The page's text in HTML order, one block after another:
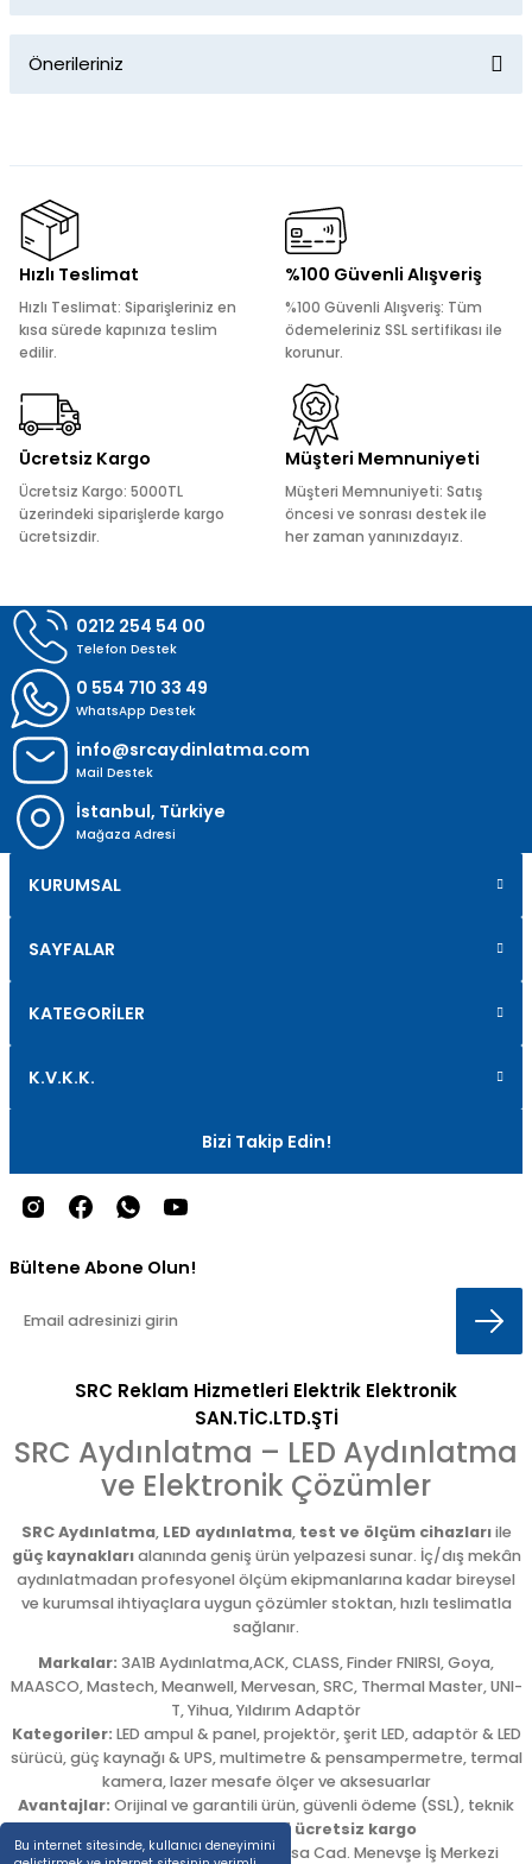
Bu internet sitesinde, kullanıcı deneyimini
Önerileriniz
kullanarak tarafımıza iletebilirsiniz.
Görüş ve önerileriniz için teşekkür ederiz.
Ürün resmi kalitesiz, bozuk veya görüntülenemiyor.
Ürün bilgilerinde hatalar bulunuyor.
Ürün fiyatı diğer sitelerden daha pahalı.
Bu ürüne benzer farklı alternatifler olmalı.
Hızlı Teslimat
Hızlı Teslimat: Siparişleriniz en
kısa sürede kapınıza teslim
edilir.
%100 Güvenli Alışveriş
%100 Güvenli Alışveriş: Tüm
ödemeleriniz SSL sertifikası ile
korunur.
Ücretsiz Kargo
Ücretsiz Kargo: 5000TL
üzerindeki siparişlerde kargo
ücretsizdir.
Müşteri Memnuniyeti
Müşteri Memnuniyeti: Satış
öncesi ve sonrası destek ile
her zaman yanınızdayız.
0212 254 54 00
Telefon Destek
0 554 710 33 49
WhatsApp Destek
info@srcaydinlatma.com
Mail Destek
İstanbul, Türkiye
Mağaza Adresi
KURUMSAL
SAYFALAR
KATEGORİLER
K.V.K.K.
Bizi Takip Edin!
Bültene Abone Olun!
SRC Reklam Hizmetleri Elektrik Elektronik
SAN.TİC.LTD.ŞTİ
SRC Aydınlatma – LED Aydınlatma
ve Elektronik Çözümler
SRC Aydınlatma, LED aydınlatma, test ve ölçüm cihazlarıile
güç kaynaklarıalanında geniş ürün yelpazesi sunar. İç/dış mekân
aydınlatmadan profesyonel ölçüm ekipmanlarına kadar bireysel
ve kurumsal ihtiyaçlara uygun çözümler stoktan, hızlı teslimatla
sağlanır.
Markalar: 3A1B Aydınlatma,ACK, CLASS, Finder FNIRSI, Goya,
MAASCO, Mastech, Meanwell, Mervesan, SRC, Thermal Master, UNI-
T, Yihua, Yıldırım Adaptör
Kategoriler: LED ampul & panel, projektör, şerit LED, adaptör & LED
sürücü, güç kaynağı & UPS, multimetre & pensampermetre, termal
kamera, lazer mesafe ölçer ve aksesuarlar
Avantajlar: Orijinal ve garantili ürün, güvenli ödeme (SSL), teknik
destek,5.000 TL üzeri ücretsiz kargo
Adres: Emekyemez Mah. Okçumusa Cad. Menevşe İş Merkezi